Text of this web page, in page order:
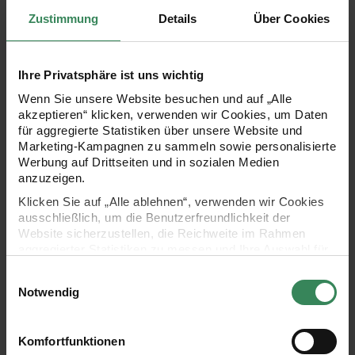
Zustimmung Details Über Cookies
Ihre Privatsphäre ist uns wichtig
Wenn Sie unsere Website besuchen und auf „Alle
akzeptieren“ klicken, verwenden wir Cookies, um Daten
für aggregierte Statistiken über unsere Website und
Marketing-Kampagnen zu sammeln sowie personalisierte
Werbung auf Drittseiten und in sozialen Medien
anzuzeigen.
Klicken Sie auf „Alle ablehnen“, verwenden wir Cookies
ausschließlich, um die Benutzerfreundlichkeit der
Website sicherzustellen, die Reichweite im Rahmen
Ihre Einwilligung ist freiwillig und kann jederzeit über den
Link „Cookie-Einstellungen“ im Fußbereich der Seite
verwendeten Technologien und den Empfängern der
Daten finden Sie in unserer Datenschutzerklärung.
Notwendig
Komfortfunktionen
Servietten Schleife Streifen Rosa
Hersteller:
Rico Design
Servietten Schleife Streifen
Rosa
4,99 €
Servietten Einhorn Rosa
Hersteller:
Rico Design
Servietten Einhorn Rosa
32x31,5cm 20 Stück
Servietten Schleifenband Weiß Servietten Schleife Streifen